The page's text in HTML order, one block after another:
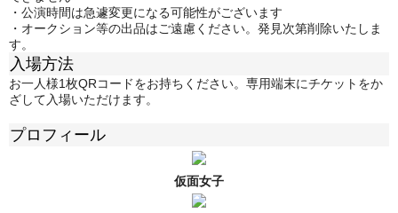
・公演時間は急遽変更になる可能性がございます
・オークション等の出品はご遠慮ください。発見次第削除いたしま
す。
入場方法
お一人様1枚QRコードをお持ちください。専用端末にチケットをか
ざして入場いただけます。
プロフィール
仮面女子